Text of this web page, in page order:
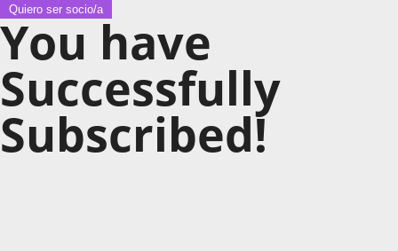
Quiero ser socio/a
You have
Successfully
Subscribed!